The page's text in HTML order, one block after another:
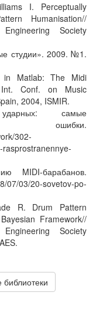
I. Perceptually
Humanisation//
Society
студии». 2009. №1.
Matlab: The Midi
Conf. on Music
2004, ISMIR.
самые
ошибки.
302-
MIDI-барабанов.
03/20-sovetov-po-
R. Drum Pattern
Framework//
Society